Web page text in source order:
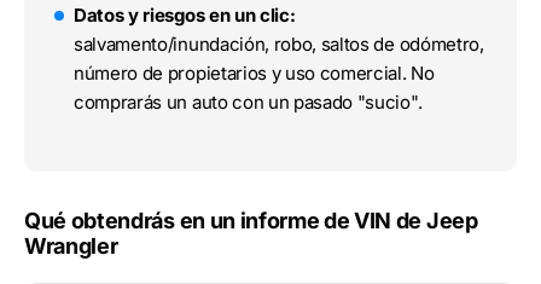
Datos y riesgos en un clic:
salvamento/inundación, robo, saltos de odómetro,
número de propietarios y uso comercial. No
comprarás un auto con un pasado "sucio".
Qué obtendrás en un informe de VIN de Jeep
Wrangler